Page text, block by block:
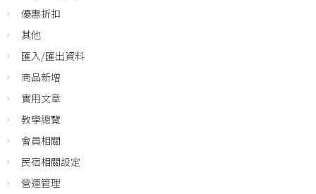
優惠折扣
其他
匯入/匯出資料
商品新增
實用文章
教學總覽
會員相關
民宿相關設定
營運管理